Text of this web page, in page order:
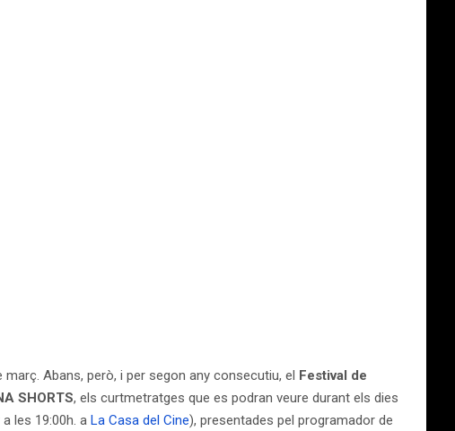
Abans, però, i per segon any consecutiu, el Festival de
SHORTS, els curtmetratges que es podran veure durant els dies
les 19:00h. a La Casa del Cine), presentades pel programador de